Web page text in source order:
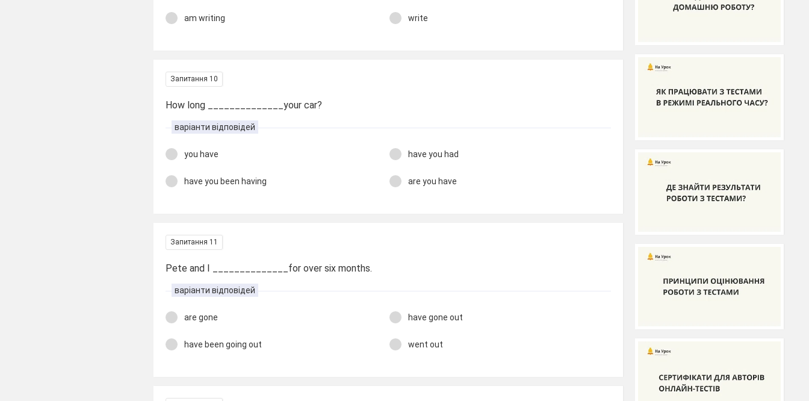
am writing write
Запитання 10
How long ______________your car?
варіанти відповідей
you have have you had
have you been having are you have
Запитання 11
Pete and I ______________for over six months.
варіанти відповідей
are gone have gone out
have been going out went out